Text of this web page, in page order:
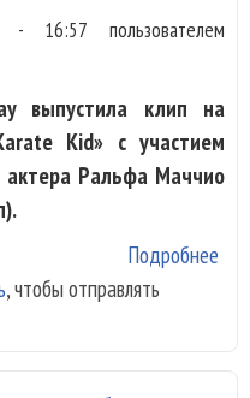
Ван
- 16:57 пользователем
выпустила клип на
Kid» с участием
актера Ральфа Маччио
Подробнее
, чтобы отправлять